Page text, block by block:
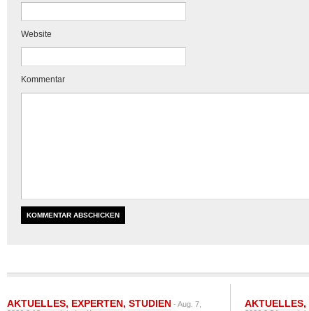
Website
Kommentar
AKTUELLES, EXPERTEN, STUDIEN - Aug. 7,
AKTUELLES,